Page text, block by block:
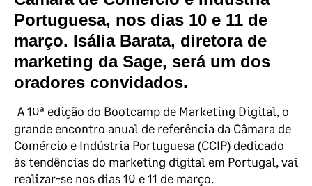
Portuguesa, nos dias 10 e 11 de
março. Isália Barata, diretora de
marketing da Sage, será um dos
oradores convidados.
A 10ª edição do Bootcamp de Marketing Digital, o
grande encontro anual de referência da Câmara de
Comércio e Indústria Portuguesa (CCIP) dedicado
às tendências do marketing digital em Portugal, vai
realizar-se nos dias 10 e 11 de março.